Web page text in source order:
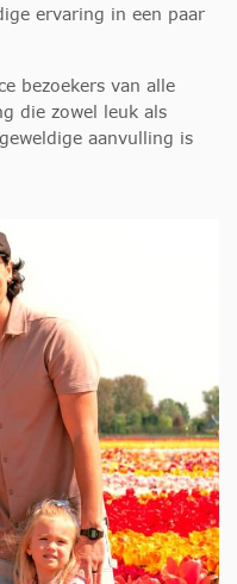
ervaring in een paar
bezoekers van alle
die zowel leuk als
aanvulling is